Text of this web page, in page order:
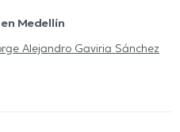
Medellín
Alejandro Gaviria Sánchez